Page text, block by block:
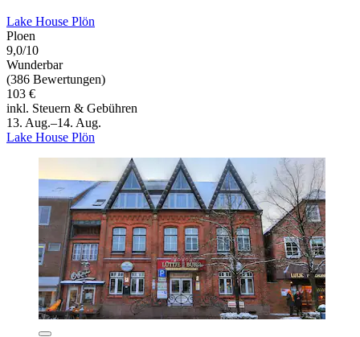
Lake House Plön
Ploen
9,0/10
Wunderbar
(386 Bewertungen)
103 €
inkl. Steuern & Gebühren
13. Aug.–14. Aug.
Lake House Plön